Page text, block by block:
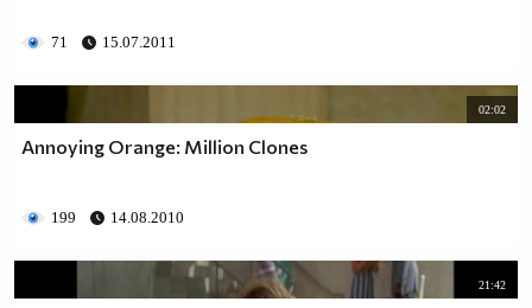
71 15.07.2011
02:02
Annoying Orange: Million Clones
199 14.08.2010
21:42